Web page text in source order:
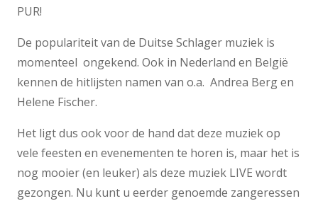
PUR!
De populariteit van de Duitse Schlager muziek is
momenteel ongekend. Ook in Nederland en België
kennen de hitlijsten namen van o.a. Andrea Berg en
Helene Fischer.
Het ligt dus ook voor de hand dat deze muziek op
vele feesten en evenementen te horen is, maar het is
nog mooier (en leuker) als deze muziek LIVE wordt
gezongen. Nu kunt u eerder genoemde zangeressen